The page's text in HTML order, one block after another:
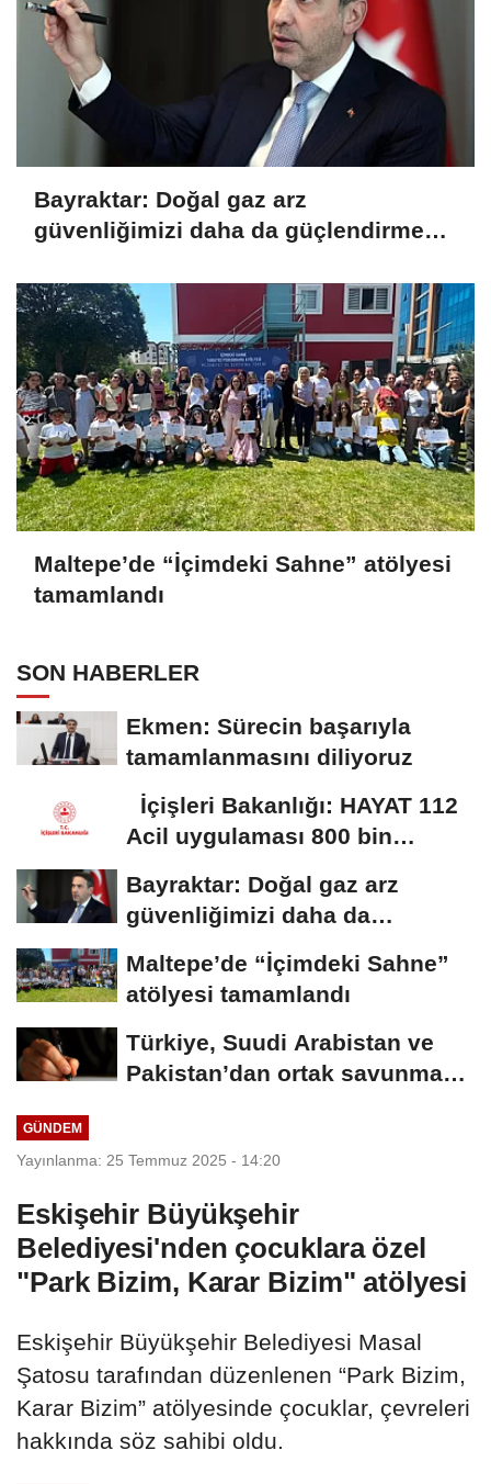
Bayraktar: Doğal gaz arz
güvenliğimizi daha da güçlendirmeye
Maltepe’de “İçimdeki Sahne” atölyesi
tamamlandı
SON HABERLER
Ekmen: Sürecin başarıyla
tamamlanmasını diliyoruz
İçişleri Bakanlığı: HAYAT 112
Acil uygulaması 800 bin
Bayraktar: Doğal gaz arz
güvenliğimizi daha da
güçlendirmeye devam...
Maltepe’de “İçimdeki Sahne”
atölyesi tamamlandı
Türkiye, Suudi Arabistan ve
Pakistan’dan ortak savunma
GÜNDEM
Yayınlanma: 25 Temmuz 2025 - 14:20
Eskişehir Büyükşehir
Belediyesi'nden çocuklara özel
"Park Bizim, Karar Bizim" atölyesi
Eskişehir Büyükşehir Belediyesi Masal
Şatosu tarafından düzenlenen “Park Bizim,
Karar Bizim” atölyesinde çocuklar, çevreleri
hakkında söz sahibi oldu.